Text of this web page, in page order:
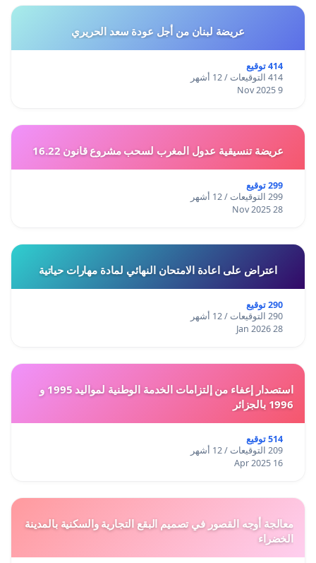
عريضة لبنان من أجل عودة سعد الحريري
414 توقيع
414 التوقيعات / 12 أشهر
9 Nov 2025
عريضة تنسيقية عدول المغرب لسحب مشروع قانون 16.22
299 توقيع
299 التوقيعات / 12 أشهر
28 Nov 2025
اعتراض على اعادة الامتحان النهائي لمادة مهارات حياتية
290 توقيع
290 التوقيعات / 12 أشهر
28 Jan 2026
استصدار إعفاء من إلتزامات الخدمة الوطنية لمواليد 1995 و
1996 بالجزائر
514 توقيع
209 التوقيعات / 12 أشهر
16 Apr 2025
معالجة أوجه القصور في تصميم البقع التجارية والسكنية بالمدينة
الخضراء